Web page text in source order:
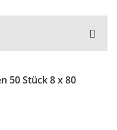
50 Stück 8 x 80